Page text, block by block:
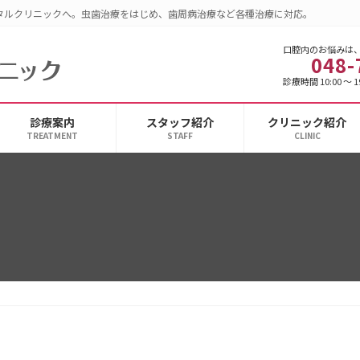
クリニックへ。虫歯治療をはじめ、歯周病治療など各種治療に対応。
口腔内のお悩みは
診療時間 10:00 ～
診療案内
TREATMENT
スタッフ紹介
STAFF
クリニック紹介
CLINIC